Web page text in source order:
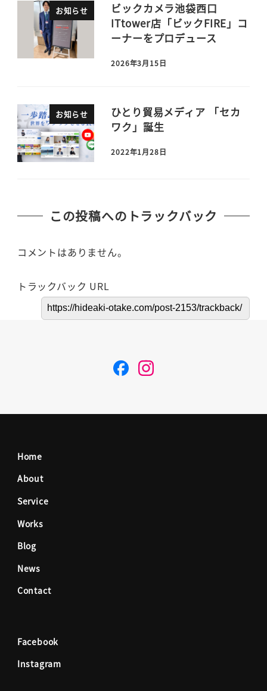
お知らせ
ビックカメラ池袋西口
ITtower店「ビックFIRE」コ
ーナーをプロデュース
2026年3月15日
お知らせ
ひとり貿易メディア 「セカ
ワク」誕生
2022年1月28日
この投稿へのトラックバック
コメントはありません。
トラックバック URL
F I
Home
About
Service
Works
Blog
News
Contact
Facebook
Instagram